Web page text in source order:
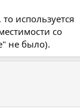
используется
со
не было).